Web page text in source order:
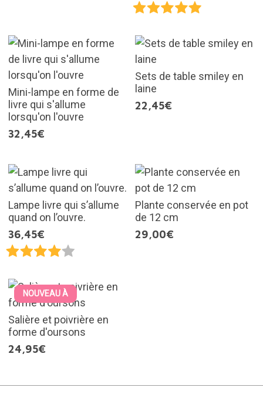
Mini-lampe en forme de
livre qui s'allume
lorsqu'on l'ouvre
32,45€
Sets de table smiley en
laine
22,45€
Lampe livre qui s’allume
quand on l’ouvre.
36,45€
Plante conservée en pot
de 12 cm
29,00€
NOUVEAU À
Salière et poivrière en
forme d'oursons
24,95€